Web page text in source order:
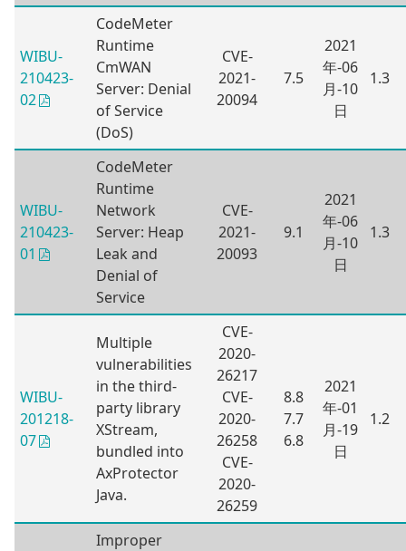
WIBU-
210423-
02
CodeMeter
Runtime
CmWAN
Server: Denial
of Service
(DoS)
CVE-
2021-
20094
7.5
2021
年-06
月-10
日
1.3
WIBU-
210423-
01
CodeMeter
Runtime
Network
Server: Heap
Leak and
Denial of
Service
CVE-
2021-
20093
9.1
2021
年-06
月-10
日
1.3
WIBU-
201218-
07
Multiple
vulnerabilities
in the third-
party library
XStream,
bundled into
AxProtector
Java.
CVE-
2020-
26217
CVE-
2020-
26258
CVE-
2020-
26259
8.8
7.7
6.8
2021
年-01
月-19
日
1.2
Improper